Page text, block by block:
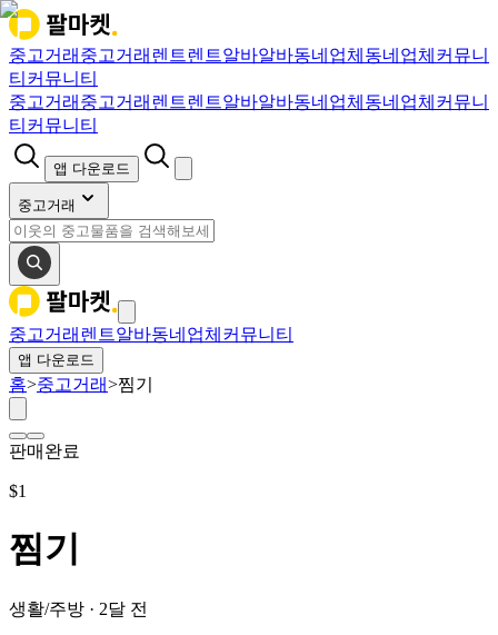
중고거래 중고거래 렌트렌트알바알바동네업체 동네업체 커뮤니
티 커뮤니티
중고거래 중고거래 렌트렌트알바알바동네업체 동네업체 커뮤니
티 커뮤니티
앱 다운로드
중고거래
중고거래 렌트알바동네업체 커뮤니티
앱 다운로드
홈>중고거래>찜기
판매완료
$1
찜기
생활/주방 · 2달 전